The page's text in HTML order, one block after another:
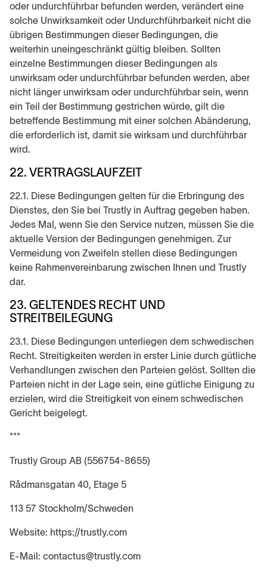
oder undurchführbar befunden werden, verändert eine
solche Unwirksamkeit oder Undurchführbarkeit nicht die
übrigen Bestimmungen dieser Bedingungen, die
weiterhin uneingeschränkt gültig bleiben. Sollten
einzelne Bestimmungen dieser Bedingungen als
unwirksam oder undurchführbar befunden werden, aber
nicht länger unwirksam oder undurchführbar sein, wenn
ein Teil der Bestimmung gestrichen würde, gilt die
betreffende Bestimmung mit einer solchen Abänderung,
die erforderlich ist, damit sie wirksam und durchführbar
wird.
22. VERTRAGSLAUFZEIT
22.1. Diese Bedingungen gelten für die Erbringung des
Dienstes, den Sie bei Trustly in Auftrag gegeben haben.
Jedes Mal, wenn Sie den Service nutzen, müssen Sie die
aktuelle Version der Bedingungen genehmigen. Zur
Vermeidung von Zweifeln stellen diese Bedingungen
keine Rahmenvereinbarung zwischen Ihnen und Trustly
dar.
23. GELTENDES RECHT UND
STREITBEILEGUNG
23.1. Diese Bedingungen unterliegen dem schwedischen
Recht. Streitigkeiten werden in erster Linie durch gütliche
Verhandlungen zwischen den Parteien gelöst. Sollten die
Parteien nicht in der Lage sein, eine gütliche Einigung zu
erzielen, wird die Streitigkeit von einem schwedischen
Gericht beigelegt.
***
Trustly Group AB (556754-8655)
Rådmansgatan 40, Etage 5
113 57 Stockholm/Schweden
Website: https://trustly.com
E-Mail: contactus@trustly.com